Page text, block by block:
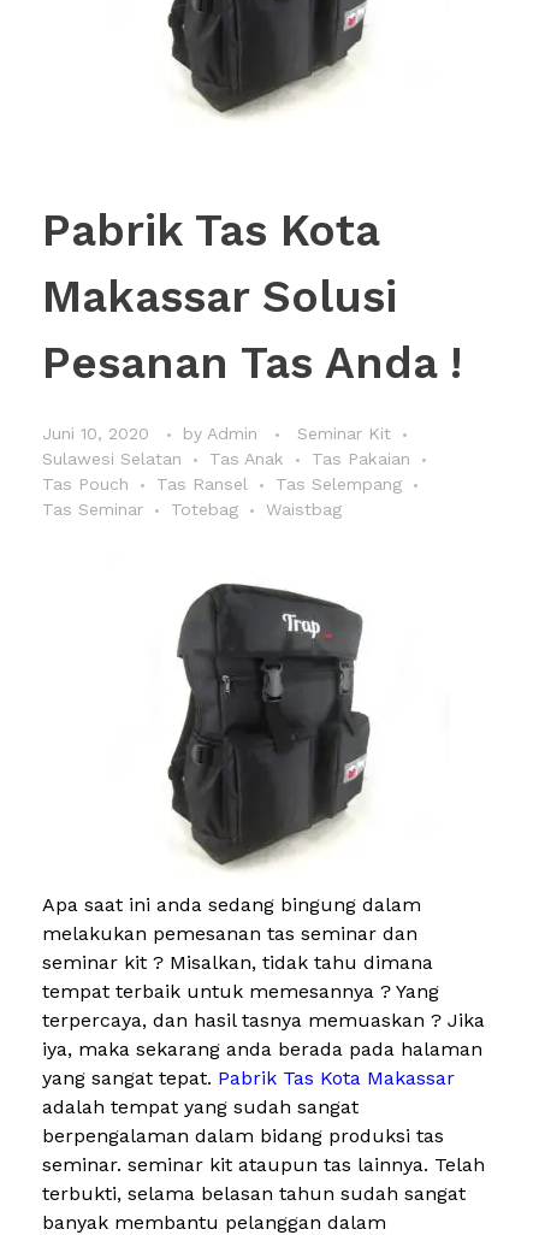
Pabrik Tas Kota
Makassar Solusi
Pesanan Tas Anda !
Juni 10, 2020 by Admin
Seminar Kit
Sulawesi Selatan
Tas Anak
Tas Pakaian
Tas Pouch
Tas Ransel
Tas Selempang
Tas Seminar
Totebag Waistbag
Apa saat ini anda sedang bingung dalam
melakukan pemesanan tas seminar dan
seminar kit ? Misalkan, tidak tahu dimana
tempat terbaik untuk memesannya ? Yang
terpercaya, dan hasil tasnya memuaskan ? Jika
iya, maka sekarang anda berada pada halaman
yang sangat tepat. Pabrik Tas Kota Makassar
adalah tempat yang sudah sangat
berpengalaman dalam bidang produksi tas
seminar. seminar kit ataupun tas lainnya. Telah
terbukti, selama belasan tahun sudah sangat
banyak membantu pelanggan dalam